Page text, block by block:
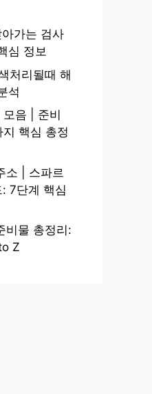
가는 검사
심 정보
처리될때 해
석
음 | 준비
핵심 총정
소 | 스파르
7단계 핵심
비물 총정리:
Z